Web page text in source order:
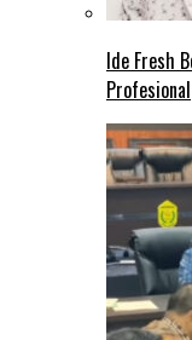
Ide Fresh
Profesional